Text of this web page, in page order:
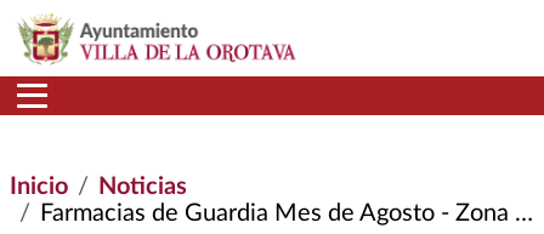
Pasar al contenido principal
Inicio
Noticias
Farmacias de Guardia Mes de Agosto - Zona Norte